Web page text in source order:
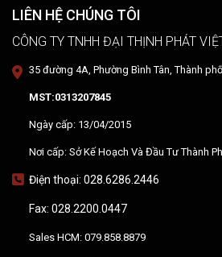
LIÊN HỆ CHÚNG TÔI
CÔNG TY TNHH ĐẠI THỊNH PHÁT
35 đường 4A, Phường Bình Tân, Thành
MST:0313207845
Ngày cấp: 13/04/2015
Nơi cấp: Sở Kế Hoạch Và Đầu Tư Thành
Điện thoại: 028.6286.2446
Fax: 028.2200.0447
Sales HCM: 079.858.8879